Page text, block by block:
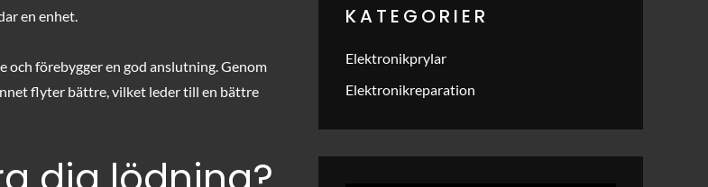
en enhet.
förebygger en god anslutning. Genom
flyter bättre, vilket leder till en bättre
KATEGORIER
Elektronikprylar
Elektronikreparation